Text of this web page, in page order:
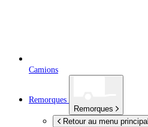
Camions
Remorques
Remorques
Retour au menu principal